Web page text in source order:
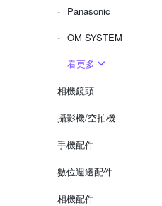
Panasonic
OM SYSTEM
看更多
相機鏡頭
攝影機/空拍機
手機配件
數位週邊配件
相機配件